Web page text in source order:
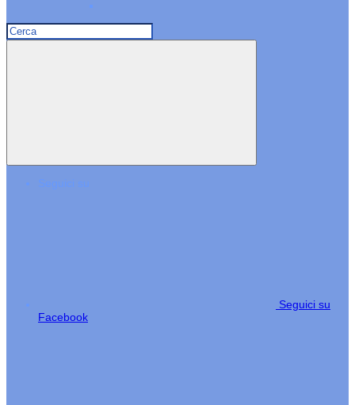
Seguici su
Seguici su
Facebook